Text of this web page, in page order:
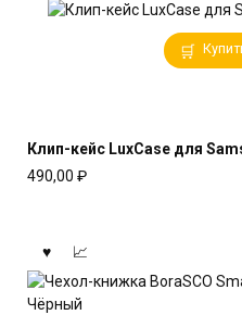
Клип-кейс LuxCase для
490,00 ₽